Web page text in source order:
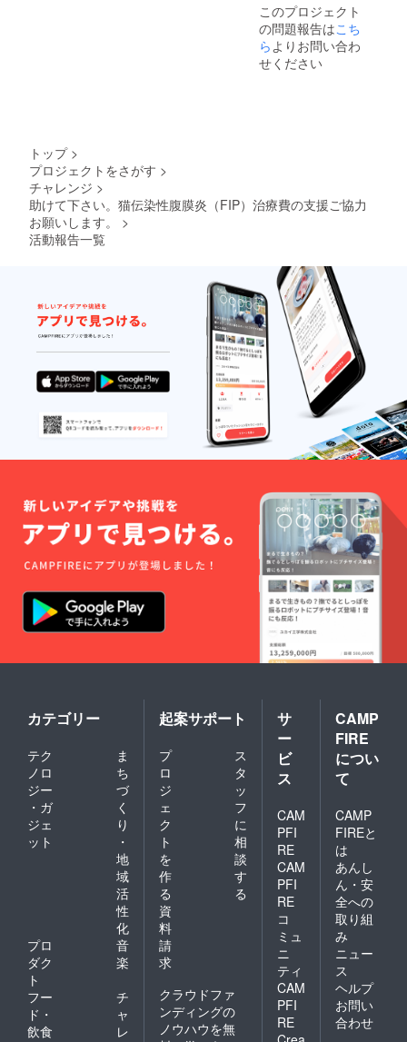
このプロジェクト
の問題報告はこち
ら よりお問い合わ
せください
トップ >
プロジェクトをさがす >
チャレンジ >
助けて下さい。猫伝染性腹膜炎（FIP）治療費の支援ご協力
お願いします。
>
活動報告一覧
カテゴリー
テク
ノロ
ジー
・ガ
ジェ
ット
ま
ち
づ
く
り
・
地
域
活
性
化
プロ
ダク
ト
音
楽
フー
ド・
飲食
チ
ャ
レ
起案サポート
プ
ロ
ジ
ェ
ク
ト
を
作
る
ス
タ
ッ
フ
に
相
談
す
る
資
料
請
求
クラウドファ
ンディングの
ノウハウを無
サ
ー
ビ
ス
CAM
PFI
RE
CAM
PFI
RE
コ
ミュ
ニ
ティ
CAM
PFI
RE
CAMP
FIRE
につい
て
CAMP
FIREと
は
あんし
ん・安
全への
取り組
み
ニュー
ス
ヘルプ
お問い
合わせ